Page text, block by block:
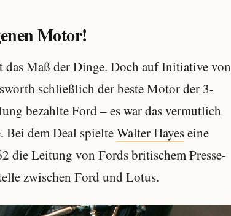
Motor!
Maß der Dinge. Doch auf Initiative von
schließlich der beste Motor der 3-
bezahlte Ford – es war das vermutlich
Bei dem Deal spielteWalter Hayeseine
die Leitung von Fords britischem Presse-
zwischen Ford und Lotus.